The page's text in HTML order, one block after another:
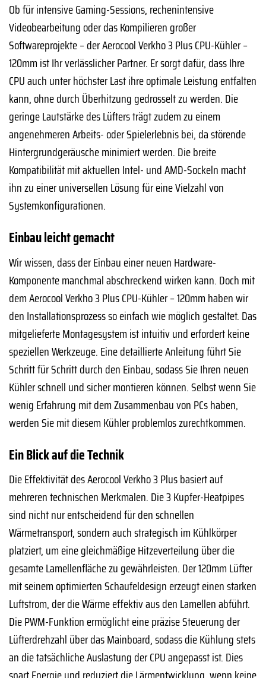
Ob für intensive Gaming-Sessions, rechenintensive
Videobearbeitung oder das Kompilieren großer
Softwareprojekte – der Aerocool Verkho 3 Plus CPU-Kühler –
120mm ist Ihr verlässlicher Partner. Er sorgt dafür, dass Ihre
CPU auch unter höchster Last ihre optimale Leistung entfalten
kann, ohne durch Überhitzung gedrosselt zu werden. Die
geringe Lautstärke des Lüfters trägt zudem zu einem
angenehmeren Arbeits- oder Spielerlebnis bei, da störende
Hintergrundgeräusche minimiert werden. Die breite
Kompatibilität mit aktuellen Intel- und AMD-Sockeln macht
ihn zu einer universellen Lösung für eine Vielzahl von
Systemkonfigurationen.
Einbau leicht gemacht
Wir wissen, dass der Einbau einer neuen Hardware-
Komponente manchmal abschreckend wirken kann. Doch mit
dem Aerocool Verkho 3 Plus CPU-Kühler – 120mm haben wir
den Installationsprozess so einfach wie möglich gestaltet. Das
mitgelieferte Montagesystem ist intuitiv und erfordert keine
speziellen Werkzeuge. Eine detaillierte Anleitung führt Sie
Schritt für Schritt durch den Einbau, sodass Sie Ihren neuen
Kühler schnell und sicher montieren können. Selbst wenn Sie
wenig Erfahrung mit dem Zusammenbau von PCs haben,
werden Sie mit diesem Kühler problemlos zurechtkommen.
Ein Blick auf die Technik
Die Effektivität des Aerocool Verkho 3 Plus basiert auf
mehreren technischen Merkmalen. Die 3 Kupfer-Heatpipes
sind nicht nur entscheidend für den schnellen
Wärmetransport, sondern auch strategisch im Kühlkörper
platziert, um eine gleichmäßige Hitzeverteilung über die
gesamte Lamellenfläche zu gewährleisten. Der 120mm Lüfter
mit seinem optimierten Schaufeldesign erzeugt einen starken
Luftstrom, der die Wärme effektiv aus den Lamellen abführt.
Die PWM-Funktion ermöglicht eine präzise Steuerung der
Lüfterdrehzahl über das Mainboard, sodass die Kühlung stets
an die tatsächliche Auslastung der CPU angepasst ist. Dies